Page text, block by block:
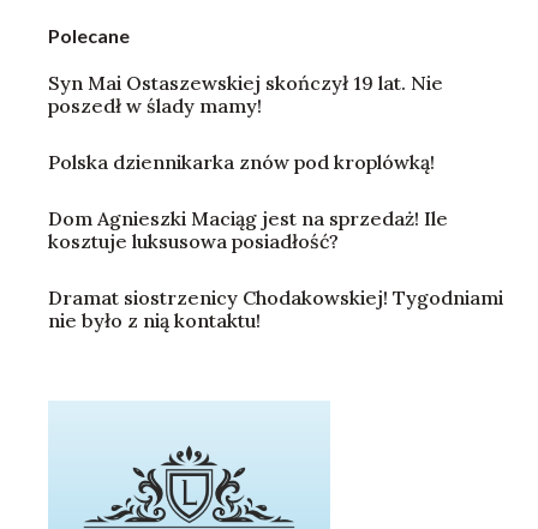
Polecane
Syn Mai Ostaszewskiej skończył 19 lat. Nie
poszedł w ślady mamy!
Polska dziennikarka znów pod kroplówką!
Dom Agnieszki Maciąg jest na sprzedaż! Ile
kosztuje luksusowa posiadłość?
Dramat siostrzenicy Chodakowskiej! Tygodniami
nie było z nią kontaktu!